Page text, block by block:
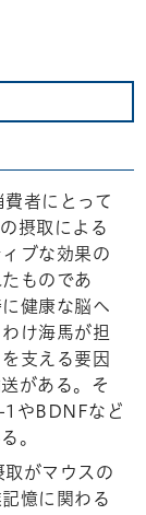
者にとって
摂取による
ブな効果の
ものであ
健康な脳へ
け海馬が担
支える要因
がある。そ
1やBDNFなど
。
がマウスの
憶に関わる